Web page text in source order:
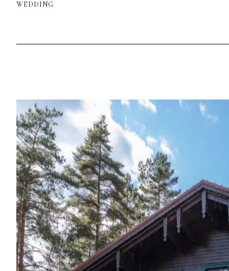
WEDDING